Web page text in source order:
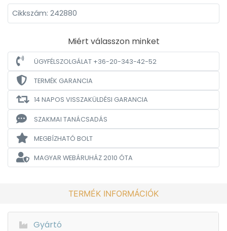
Cikkszám: 242880
Miért válasszon minket
ÜGYFÉLSZOLGÁLAT +36-20-343-42-52
TERMÉK GARANCIA
14 NAPOS VISSZAKÜLDÉSI GARANCIA
SZAKMAI TANÁCSADÁS
MEGBÍZHATÓ BOLT
MAGYAR WEBÁRUHÁZ2010 ÓTA
TERMÉK INFORMÁCIÓK
Gyártó